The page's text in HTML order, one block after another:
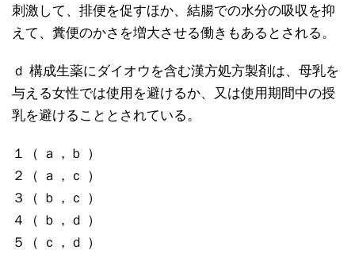
刺激して、排便を促すほか、結腸での水分の吸収を抑
えて、糞便のかさを増大させる働きもあるとされる。
ｄ 構成生薬にダイオウを含む漢方処方製剤は、母乳を
与える女性では使用を避けるか、又は使用期間中の授
乳を避けることとされている。
１（ ａ，ｂ ）
２（ ａ，ｃ ）
３（ ｂ，ｃ ）
４（ ｂ，ｄ ）
５（ ｃ，ｄ ）